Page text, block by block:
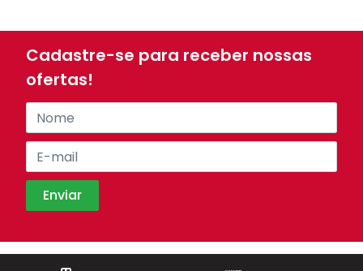
Cadastre-se para receber nossas
ofertas!